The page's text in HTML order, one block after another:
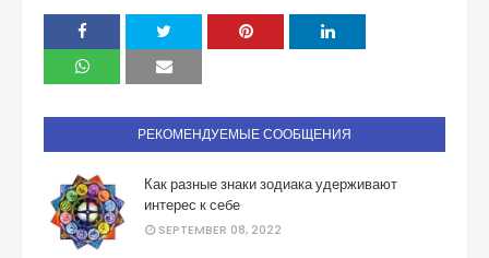
РЕКОМЕНДУЕМЫЕ СООБЩЕНИЯ
Как разные знаки зодиака удерживают
интерес к себе
SEPTEMBER 08, 2022